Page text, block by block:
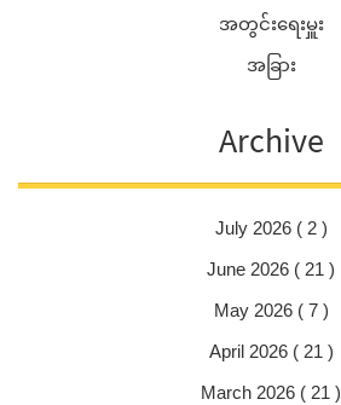
အတွင်းရေးမှူး
အခြား
Archive
July 2026 ( 2 )
June 2026 ( 21 )
May 2026 ( 7 )
April 2026 ( 21 )
March 2026 ( 21 )